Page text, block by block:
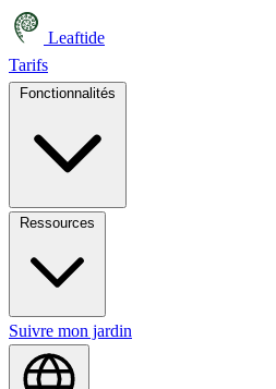
Leaftide
Tarifs
Suivre mon jardin